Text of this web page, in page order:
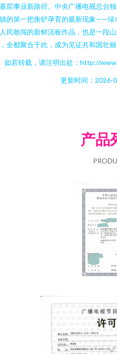
层事业新路径。中央广播电视总台
的第一把衡铲孕育的最新现象——绿
民敢闯的新鲜活板作品，也是一段
全都聚合于此，成为见证共和国壮
如若转载，请注明出处：http://
更新时间：2026-
产品